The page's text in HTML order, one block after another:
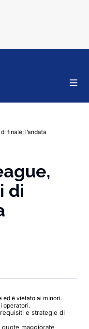
finale: l’andata
di
ed è vietato ai minori.
operatori.
e strategie di
maggiorate